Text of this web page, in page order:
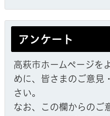
アンケート
高萩市ホームページを
めに、皆さまのご意見
さい。
なお、この欄からのご